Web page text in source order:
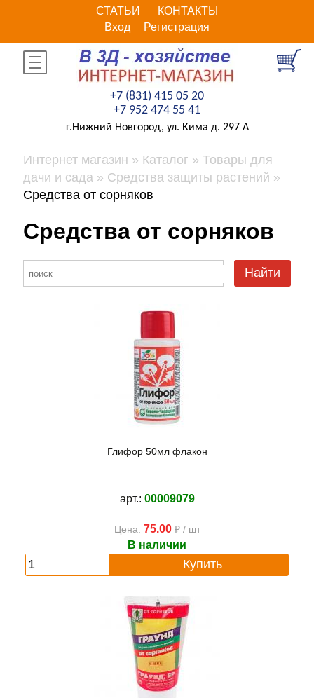
СТАТЬИ
КОНТАКТЫ
Вход
Регистрация
+7 (831) 415 05 20
+7 952 474 55 41
г.Нижний Новгород, ул. Кима д. 297 А
Интернет магазин Каталог
Товары для
дачи и сада
Средства защиты растений
Средства от сорняков
Средства от сорняков
Найти
Глифор 50мл флакон
арт.: 00009079
Цена: 75.00₽ / шт
В наличии
Купить